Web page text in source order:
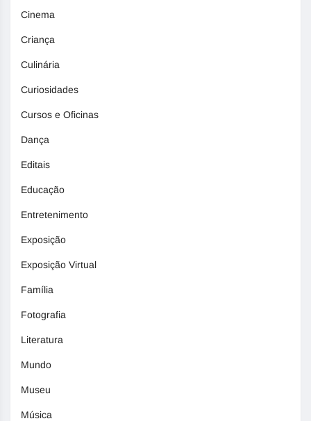
Cinema
Criança
Culinária
Curiosidades
Cursos e Oficinas
Dança
Editais
Educação
Entretenimento
Exposição
Exposição Virtual
Família
Fotografia
Literatura
Mundo
Museu
Música